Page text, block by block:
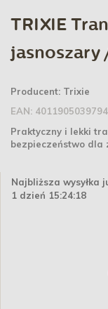
TRIXIE
jasnoszary
Producent: Trixie
EAN: 4011905039794
Praktyczny i lekki
bezpieczeństwo dla
Najbliższa wysyłka
1 dzień 15:24:18